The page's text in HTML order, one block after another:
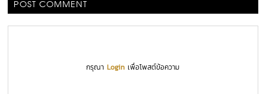
POST COMMENT
กรุณาLogin เพื่อโพสต์ข้อความ